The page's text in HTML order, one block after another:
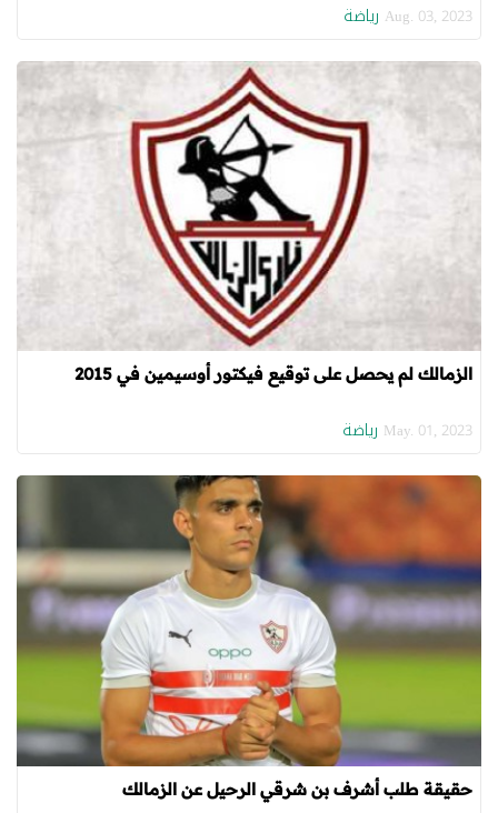
Aug. 03, 2023 رياضة
الزمالك لم يحصل على توقيع فيكتور أوسيمين في 2015
May. 01, 2023 رياضة
حقيقة طلب أشرف بن شرقي الرحيل عن الزمالك